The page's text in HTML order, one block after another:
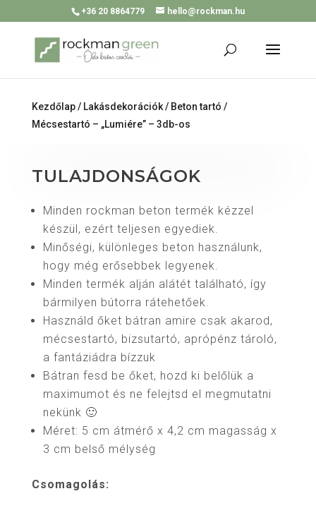
+36 20 8864779 hello@rockman.hu
Kezdőlap/ Lakásdekorációk/ Beton tartó /
Mécsestartó – „Lumiére” – 3db-os
TULAJDONSÁGOK
Minden rockman beton termék kézzel
készül, ezért teljesen egyediek.
Minőségi, különleges beton használunk,
hogy még erősebbek legyenek.
Minden termék alján alátét található, így
bármilyen bútorra rátehetőek.
Használd őket bátran amire csak akarod,
mécsestartó, bizsutartó, aprópénz tároló,
a fantáziádra bízzuk
Bátran fesd be őket, hozd ki belőlük a
maximumot és ne felejtsd el megmutatni
nekünk 🙂
Méret: 5 cm átmérő x 4,2 cm magasság x
3 cm belső mélység
Csomagolás: